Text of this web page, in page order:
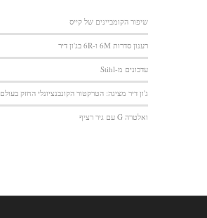
שיפור הקומביינים של קייס
רענון סדרות 6M ו-6R בג'ון דיר
עדכונים מ-Stihl
ג'ון דיר מציגה: הטרקטור הקונבנציונלי החזק בעולם
ואלטרה G עם גיר רציף